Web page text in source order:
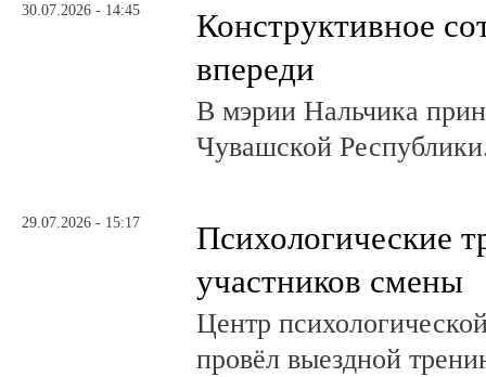
30.07.2026 - 14:45
Конструктивное
впереди
В мэрии Нальчика
Чувашской
29.07.2026 - 15:17
Психологические
участников смены
Центр
провёл выездной